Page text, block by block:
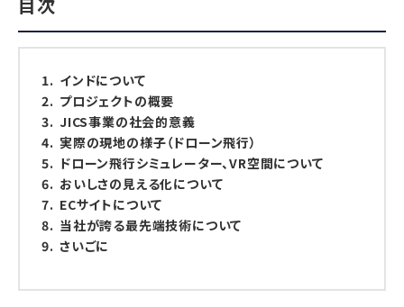
インドについて
プロジェクトの概要
JICS事業の社会的意義
実際の現地の様子（ドローン飛行）
ドローン飛行シミュレーター、VR空間について
おいしさの見える化について
ECサイトについて
当社が誇る最先端技術について
さいごに